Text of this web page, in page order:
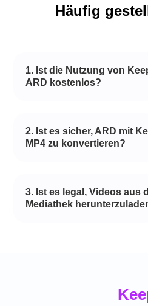
Häufig
1. Ist die Nutzung von
ARD kostenlos?
2. Ist es sicher, ARD mit
MP4 zu konvertieren?
3. Ist es legal, Videos aus
Mediathek